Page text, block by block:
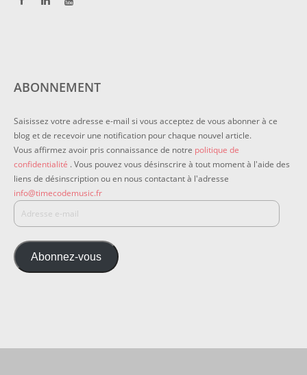
ABONNEMENT
Saisissez votre adresse e-mail si vous acceptez de vous abonner à ce
blog et de recevoir une notification pour chaque nouvel article.
Vous affirmez avoir pris connaissance de notre politique de
confidentialité . Vous pouvez vous désinscrire à tout moment à l'aide des
liens de désinscription ou en nous contactant à l'adresse
info@timecodemusic.fr
Abonnez-vous